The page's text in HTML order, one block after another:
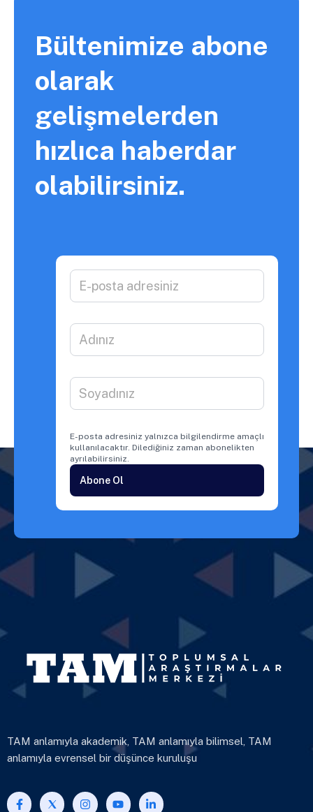
Bültenimize abone
olarak
gelişmelerden
hızlıca haberdar
olabilirsiniz.​
E-posta adresiniz yalnızca bilgilendirme amaçlı
kullanılacaktır. Dilediğiniz zaman abonelikten
ayrılabilirsiniz.
Abone Ol
TAM anlamıyla akademik, TAM anlamıyla bilimsel, TAM
anlamıyla evrensel bir düşünce kuruluşu